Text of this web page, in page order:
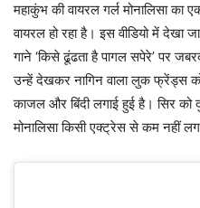
महाकुंभ की वायरल गर्ल मोनालिसा का
वायरल हो रहा है। इस वीडियो में देखा
गाने ‘किसे ढूंढता है पागल सपेरे’ पर
उन्हें देखकर नागिन वाला लुक फ्रेंड्स को
काजल और बिंदी लगाई हुई है। सिर
मोनालिसा किसी एक्ट्रेस से कम नहीं लग